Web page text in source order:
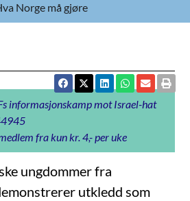
Norge må gjøre
informasjonskamp mot Israel-hat
fra kun kr. 4,- per uke
ungdommer fra
utkledd som